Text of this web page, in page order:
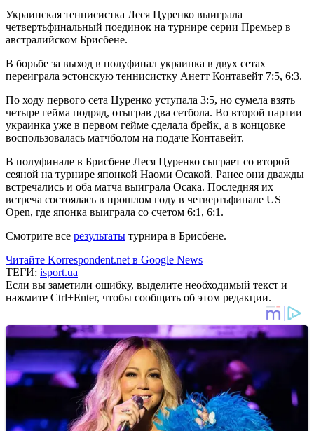
Украинская теннисистка Леся Цуренко выиграла
четвертьфинальный поединок на турнире серии Премьер в
австралийском Брисбене.
В борьбе за выход в полуфинал украинка в двух сетах
переиграла эстонскую теннисистку Анетт Контавейт 7:5, 6:3.
По ходу первого сета Цуренко уступала 3:5, но сумела взять
четыре гейма подряд, отыграв два сетбола. Во второй партии
украинка уже в первом гейме сделала брейк, а в концовке
воспользовалась матчболом на подаче Контавейт.
В полуфинале в Брисбене Леся Цуренко сыграет со второй
сеяной на турнире японкой Наоми Осакой. Ранее они дважды
встречались и оба матча выиграла Осака. Последняя их
встреча состоялась в прошлом году в четвертьфинале US
Open, где японка выиграла со счетом 6:1, 6:1.
Смотрите все результаты турнира в Брисбене.
Читайте Korrespondent.net в Google News
ТЕГИ: isport.ua
Если вы заметили ошибку, выделите необходимый текст и
нажмите Ctrl+Enter, чтобы сообщить об этом редакции.